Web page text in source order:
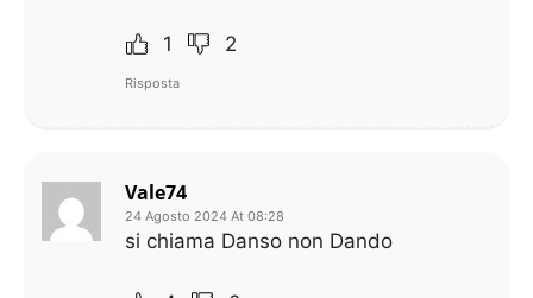
1 2
Risposta
Vale74
24 Agosto 2024 At 08:28
si chiama Danso non Dando